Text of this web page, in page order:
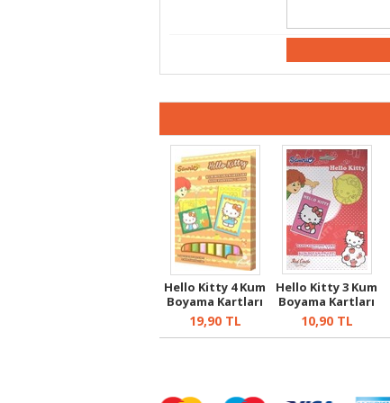
Hello Kitty 4 Kum
Boyama Kartları
19,90TL
Hello Kitty 3 Kum
Boyama Kartları
10,90TL